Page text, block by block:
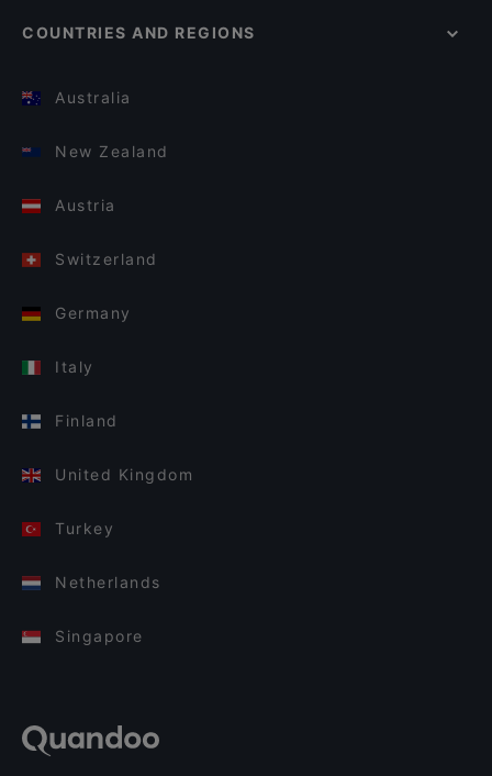
COUNTRIES AND REGIONS
Australia
New Zealand
Austria
Switzerland
Germany
Italy
Finland
United Kingdom
Turkey
Netherlands
Singapore